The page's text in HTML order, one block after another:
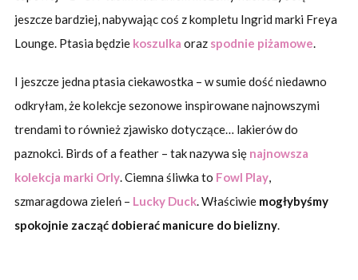
jeszcze bardziej, nabywając coś z kompletu Ingrid marki Freya
Lounge. Ptasia będzie koszulka oraz spodnie piżamowe.
I jeszcze jedna ptasia ciekawostka – w sumie dość niedawno
odkryłam, że kolekcje sezonowe inspirowane najnowszymi
trendami to również zjawisko dotyczące… lakierów do
paznokci. Birds of a feather – tak nazywa się najnowsza
kolekcja marki Orly. Ciemna śliwka to Fowl Play,
szmaragdowa zieleń – Lucky Duck. Właściwie mogłybyśmy
spokojnie zacząć dobierać manicure do bielizny.